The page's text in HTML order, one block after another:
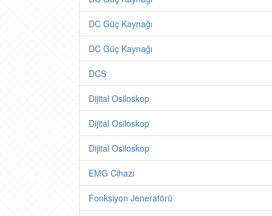
DC Güç Kaynağı
DC Güç Kaynağı
DCS
Dijital Osiloskop
Dijital Osiloskop
Dijital Osiloskop
EMG Cihazı
Fonksiyon Jeneratörü